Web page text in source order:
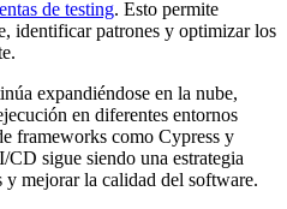
de testing. Esto permite
identificar patrones y optimizar los
expandiéndose en la nube,
en diferentes entornos
frameworks como Cypress y
sigue siendo una estrategia
y mejorar la calidad del software.